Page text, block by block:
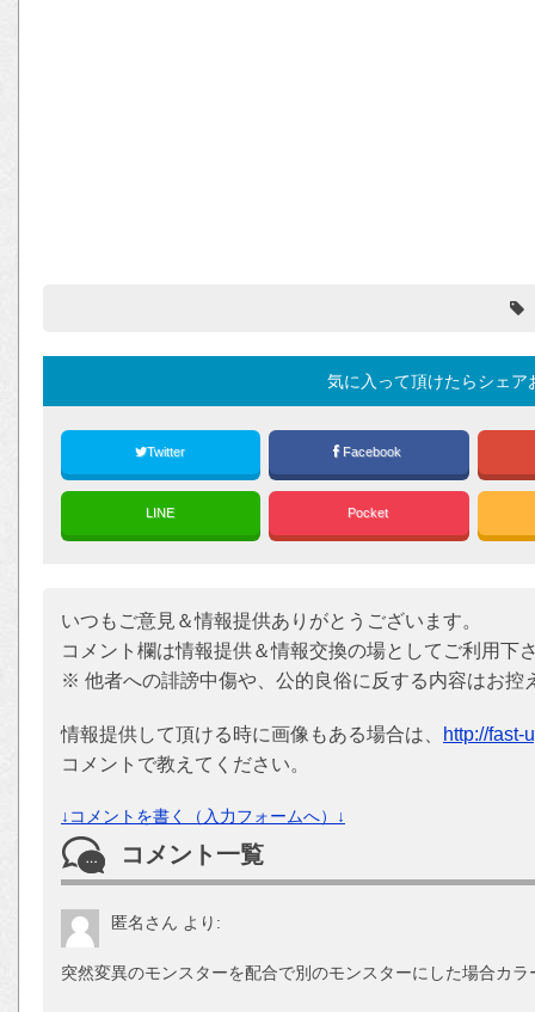
気に入って頂けたらシェア
Twitter Facebook
LINE Pocket
いつもご意見＆情報提供ありがとうございます。
コメント欄は情報提供＆情報交換の場としてご利用下
※ 他者への誹謗中傷や、公的良俗に反する内容はお控
情報提供して頂ける時に画像もある場合は、
http://fast-
コメントで教えてください。
↓コメントを書く（入力フォームへ）↓
コメント一覧
匿名さん より:
突然変異のモンスターを配合で別のモンスターにした場合カ